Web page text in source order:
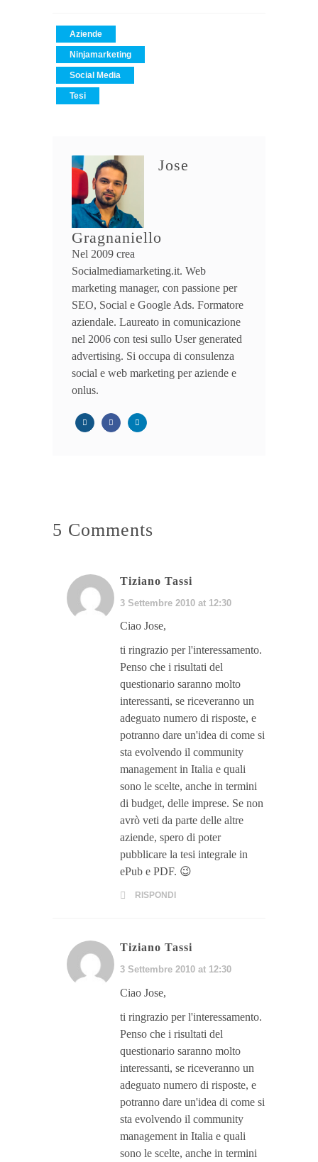
Aziende
Ninjamarketing
Social Media
Tesi
Jose
Gragnaniello
Nel 2009 crea
Socialmediamarketing.it. Web
marketing manager, con passione per
SEO, Social e Google Ads. Formatore
aziendale. Laureato in comunicazione
nel 2006 con tesi sullo User generated
advertising. Si occupa di consulenza
social e web marketing per aziende e
onlus.
5 Comments
Tiziano Tassi
3 Settembre 2010 at 12:30
Ciao Jose,
ti ringrazio per l'interessamento.
Penso che i risultati del
questionario saranno molto
interessanti, se riceveranno un
adeguato numero di risposte, e
potranno dare un'idea di come si
sta evolvendo il community
management in Italia e quali
sono le scelte, anche in termini
di budget, delle imprese. Se non
avrò veti da parte delle altre
aziende, spero di poter
pubblicare la tesi integrale in
ePub e PDF. 😉
RISPONDI
Tiziano Tassi
3 Settembre 2010 at 12:30
Ciao Jose,
ti ringrazio per l'interessamento.
Penso che i risultati del
questionario saranno molto
interessanti, se riceveranno un
adeguato numero di risposte, e
potranno dare un'idea di come si
sta evolvendo il community
management in Italia e quali
sono le scelte, anche in termini